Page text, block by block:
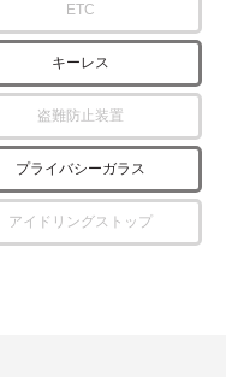
ETC
キーレス
盗難防止装置
プライバシーガラス
アイドリングストップ